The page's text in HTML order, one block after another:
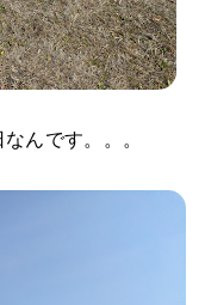
んです。。。